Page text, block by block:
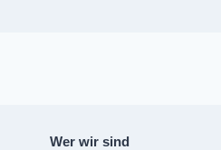
Wer wir sind